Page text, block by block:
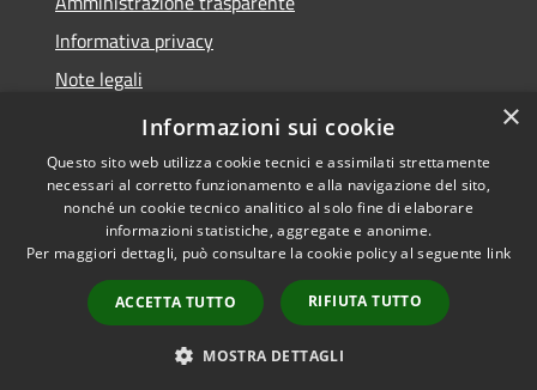
Informativa privacy
Note legali
Dichiarazione di accessibilità
Accessibilità
Copyright © 2026 • Comune di
Nereto • Powered by
Municipium•
Accesso
redazione
×
Informazioni sui cookie
Questo sito web utilizza cookie tecnici e assimilati strettamente
necessari al corretto funzionamento e alla navigazione del sito,
nonché un cookie tecnico analitico al solo fine di elaborare
informazioni statistiche, aggregate e anonime.
Per maggiori dettagli, può consultare la cookie policy al seguente link
ACCETTA TUTTO RIFIUTA TUTTO
MOSTRA DETTAGLI